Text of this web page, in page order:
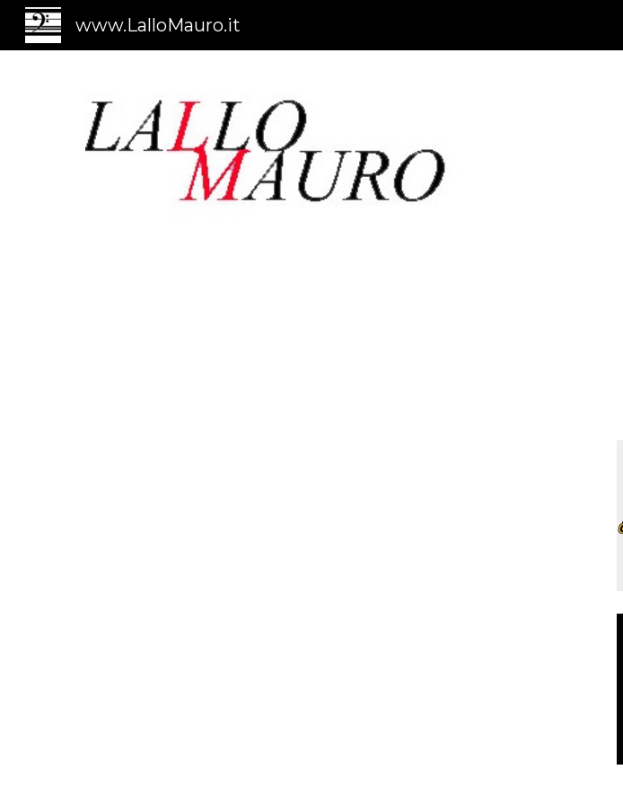
www.LalloMauro.it